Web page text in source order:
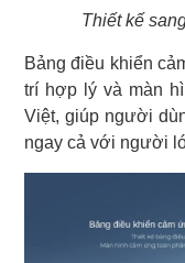
Thiết kế
Bảng điều khiển
trí hợp lý và màn
Việt, giúp người
ngay cả với người